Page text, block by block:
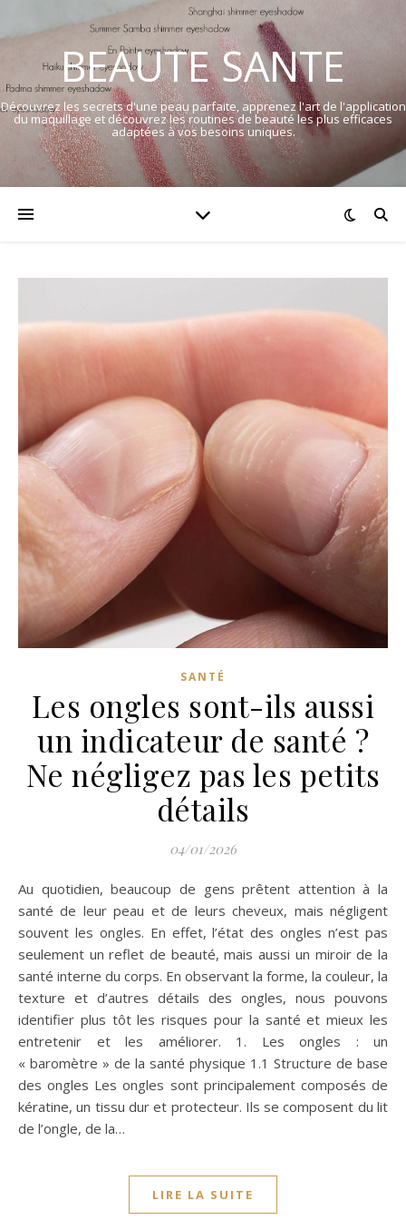
BEAUTE SANTE
Découvrez les secrets d'une peau parfaite, apprenez l'art de l'application
du maquillage et découvrez les routines de beauté les plus efficaces
adaptées à vos besoins uniques.
SANTÉ
Les ongles sont-ils aussi
un indicateur de santé ?
Ne négligez pas les petits
détails
04/01/2026
Au quotidien, beaucoup de gens prêtent attention à la
santé de leur peau et de leurs cheveux, mais négligent
souvent les ongles. En effet, l’état des ongles n’est pas
seulement un reflet de beauté, mais aussi un miroir de la
santé interne du corps. En observant la forme, la couleur, la
texture et d’autres détails des ongles, nous pouvons
identifier plus tôt les risques pour la santé et mieux les
entretenir et les améliorer. 1. Les ongles : un
« baromètre » de la santé physique 1.1 Structure de base
des ongles Les ongles sont principalement composés de
kératine, un tissu dur et protecteur. Ils se composent du lit
de l’ongle, de la…
LIRE LA SUITE